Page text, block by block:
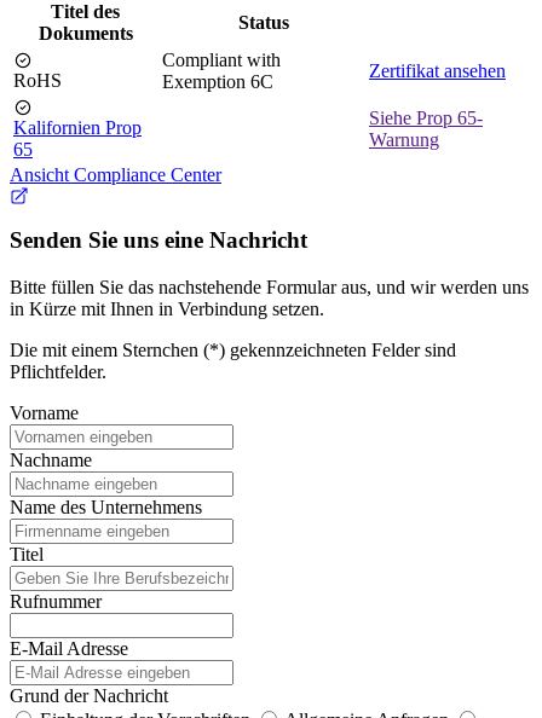
Titel des
Dokuments
Status
RoHS
Compliant with
Exemption 6C
Zertifikat ansehen
Kalifornien Prop
65
Siehe Prop 65-
Warnung
Ansicht Compliance Center
Senden Sie uns eine Nachricht
Bitte füllen Sie das nachstehende Formular aus, und wir werden uns
in Kürze mit Ihnen in Verbindung setzen.
Die mit einem Sternchen (*) gekennzeichneten Felder sind
Pflichtfelder.
Vorname
Nachname
Name des Unternehmens
Titel
Rufnummer
E-Mail Adresse
Grund der Nachricht